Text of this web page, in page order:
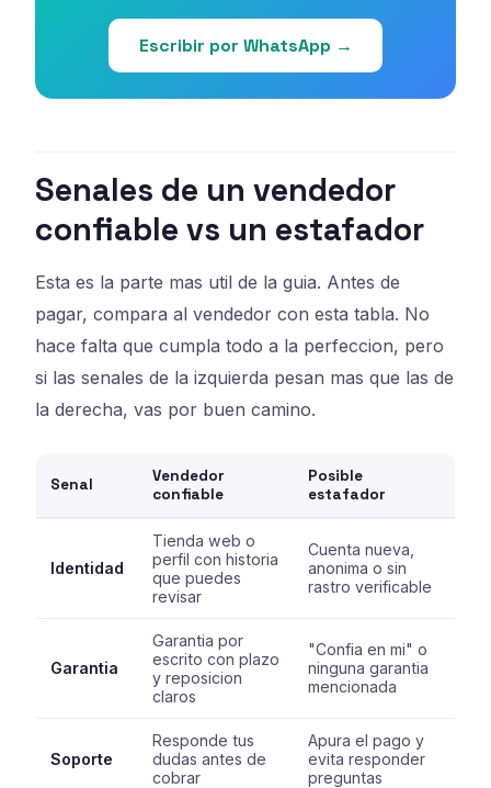
Escribir por WhatsApp →
Senales de un vendedor
confiable vs un estafador
Esta es la parte mas util de la guia. Antes de
pagar, compara al vendedor con esta tabla. No
hace falta que cumpla todo a la perfeccion, pero
si las senales de la izquierda pesan mas que las de
la derecha, vas por buen camino.
Senal
Vendedor
confiable
Posible
estafador
Identidad
Tienda web o
perfil con historia
que puedes
revisar
Cuenta nueva,
anonima o sin
rastro verificable
Garantia
Garantia por
escrito con plazo
y reposicion
claros
"Confia en mi" o
ninguna garantia
mencionada
Soporte
Responde tus
dudas antes de
cobrar
Apura el pago y
evita responder
preguntas